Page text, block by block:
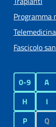
Programma
Telemedicina
Fascicolo
0-9 A
H
I
P
Q